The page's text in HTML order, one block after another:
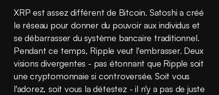
XRP est assez différent de Bitcoin. Satoshi a créé
le réseau pour donner du pouvoir aux individus et
se débarrasser du système bancaire traditionnel.
Pendant ce temps, Ripple veut l'embrasser. Deux
visions divergentes - pas étonnant que Ripple soit
une cryptomonnaie si controversée. Soit vous
l'adorez, soit vous la détestez - il n'y a pas de juste